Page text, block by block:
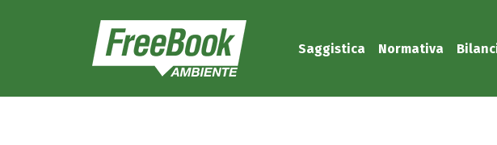
Saggistica Normativa